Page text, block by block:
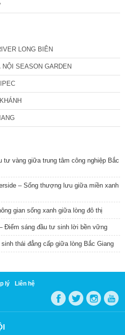
LONG BIÊN
SEASON GARDEN
tư vàng giữa trung tâm công nghiệp Bắc
– Sống thượng lưu giữa miền xanh
gian sống xanh giữa lòng đô thị
Điểm sáng đầu tư sinh lời bền vững
thái đẳng cấp giữa lòng Bắc Giang
lý Liên hệ